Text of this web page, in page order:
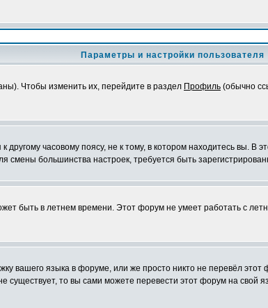
Параметры и настройки пользователя
Чтобы изменить их, перейдите в раздел Профиль (обычно
часовому поясу, не к тому, в котором находитесь вы. В
смены большинства настроек, требуется быть
быть в летнем времени. Этот форум не умеет работать с
вашего языка в форуме, или же просто никто не перевёл
существует, то вы сами можете перевести этот форум на